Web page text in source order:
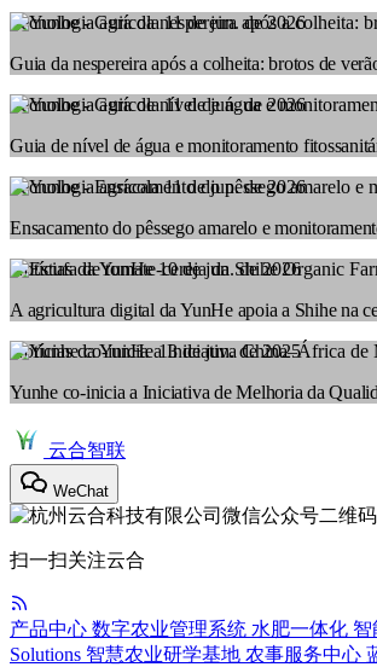
Tecnologia agrícola 11 de jun. de 2026
Guia da nespereira após a colheita: brotos de
Tecnologia agrícola 11 de jun. de 2026
Guia de nível de água e monitoramento
Tecnologia agrícola 11 de jun. de 2026
Ensacamento do pêssego amarelo e
Notícias da YunHe 10 de jun. de 2026
A agricultura digital da YunHe apoia a Shihe na
Notícias da YunHe 13 de jun. de 2025
Yunhe co‑inicia a Iniciativa de Melhoria da
云合智联
WeChat
扫一扫关注云合
产品中心 数字农业管理系统 水肥一体化 智
Solutions 智慧农业研学基地 农事服务中心